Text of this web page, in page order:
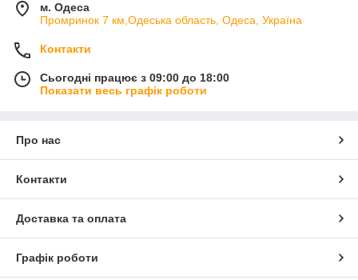
м. Одеса
Промринок 7 км,Одеська область, Одеса, Україна
Контакти
Сьогодні працює з 09:00 до 18:00
Показати весь графік роботи
Про нас
Контакти
Доставка та оплата
Графік роботи